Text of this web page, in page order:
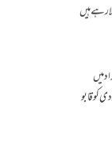
ہیں
میں
کو قابو